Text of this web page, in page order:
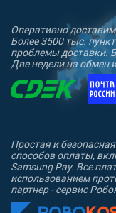
Оперативно
Более 3500 тыс.
проблемы доставки.
Две недели на обмен
Простая и
способов оплаты,
Samsung Pay. Все
использованием
партнер - сервис